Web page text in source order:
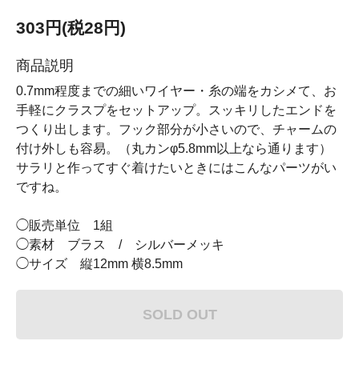
303円(税28円)
商品説明
0.7mm程度までの細いワイヤー・糸の端をカシメて、お
手軽にクラスプをセットアップ。スッキリしたエンドを
つくり出します。フック部分が小さいので、チャームの
付け外しも容易。（丸カンφ5.8mm以上なら通ります）
サラリと作ってすぐ着けたいときにはこんなパーツがい
ですね。
◯販売単位 1組
◯素材 ブラス / シルバーメッキ
◯サイズ 縦12mm 横8.5mm
SOLD OUT